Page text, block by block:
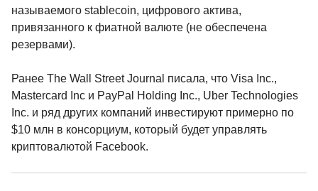
называемого stablecoin, цифрового актива,
привязанного к фиатной валюте (не обеспечена
резервами).
Ранее The Wall Street Journal писала, что Visa Inc.,
Mastercard Inc и PayPal Holding Inc., Uber Technologies
Inc. и ряд других компаний инвестируют примерно по
$10 млн в консорциум, который будет управлять
криптовалютой Facebook.